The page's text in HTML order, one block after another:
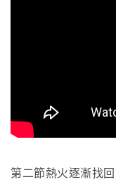
第二節熱火逐漸找